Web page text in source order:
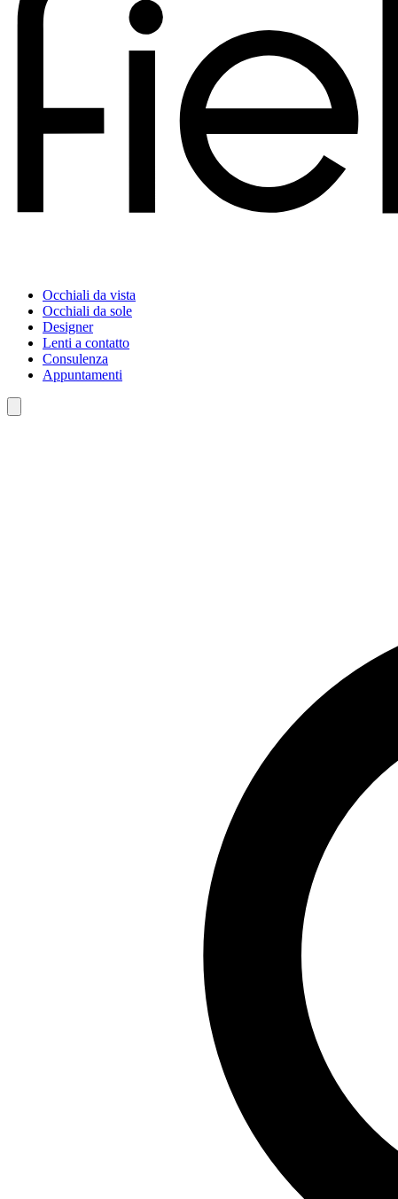
Occhiali da vista
Occhiali da sole
Designer
Lenti a contatto
Consulenza
Appuntamenti